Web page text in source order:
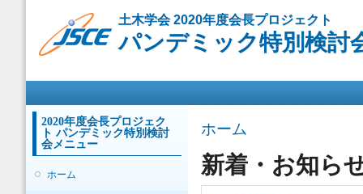
ン
コ
動
土木学会 2020年度会長プロジェクト
パンデミック特別検討
2020年度会長プロジェク
ト パンデミック特別検討
会メニュー
ホーム
現在地
ホーム
新着・お知ら